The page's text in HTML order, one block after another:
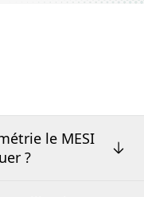
le MESI
?